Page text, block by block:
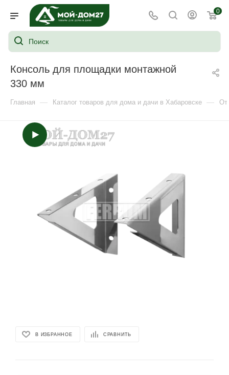
0
Консоль для площадки монтажной
330 мм
Главная — Каталог товаров для дома и дачи в Хабаровске —
В ИЗБРАННОЕ СРАВНИТЬ